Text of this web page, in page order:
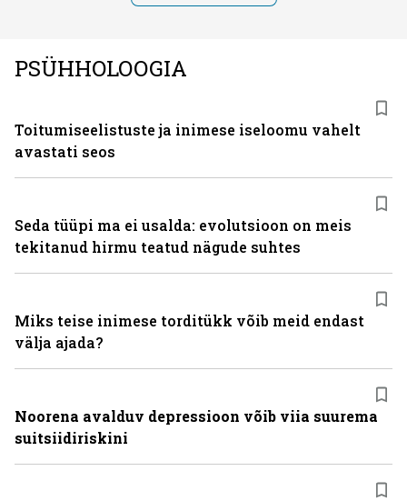
PSÜHHOLOOGIA
Toitumiseelistuste ja inimese iseloomu vahelt
avastati seos
Seda tüüpi ma ei usalda: evolutsioon on meis
tekitanud hirmu teatud nägude suhtes
Miks teise inimese torditükk võib meid endast
välja ajada?
Noorena avalduv depressioon võib viia suurema
suitsiidiriskini